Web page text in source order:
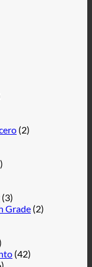
(2)
(3)
Grade (2)
(42)